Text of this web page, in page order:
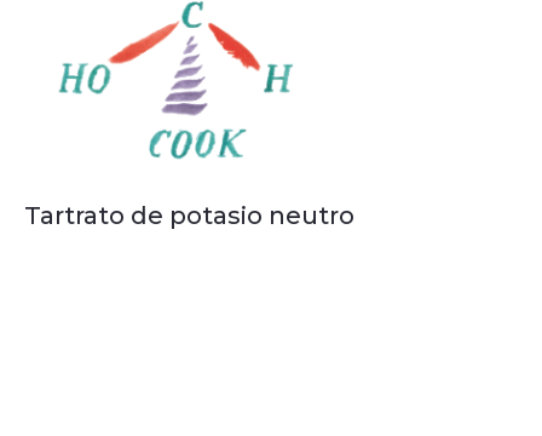
Tartrato de potasio neutro